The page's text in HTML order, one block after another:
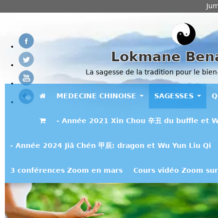
Lokmane
La sagesse de la tradition pour le
MEDECINE CHINOISE SAGESSES
- Année 2021 Xin Chou 辛丑 du buffle et
- Année 2024 Jiǎ Chén 甲辰: dragon et Wu Yun Liu Qi
3 conférences Zoom en mars Cours vidéo Zoom